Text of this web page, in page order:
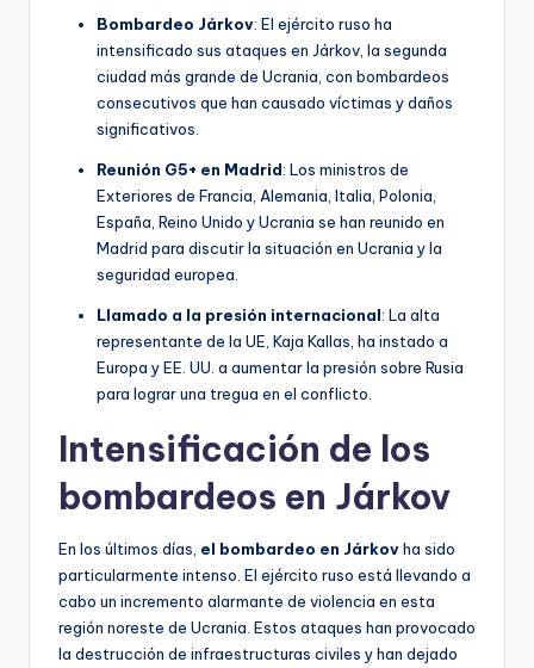
Bombardeo Járkov: El ejército ruso ha
intensificado sus ataques en Járkov, la segunda
ciudad más grande de Ucrania, con bombardeos
consecutivos que han causado víctimas y daños
significativos.
Reunión G5+ en Madrid: Los ministros de
Exteriores de Francia, Alemania, Italia, Polonia,
España, Reino Unido y Ucrania se han reunido en
Madrid para discutir la situación en Ucrania y la
seguridad europea.
Llamado a la presión internacional: La alta
representante de la UE, Kaja Kallas, ha instado a
Europa y EE. UU. a aumentar la presión sobre Rusia
para lograr una tregua en el conflicto.
Intensificación de los
bombardeos en Járkov
En los últimos días, el bombardeo en Járkovha sido
particularmente intenso. El ejército ruso está llevando a
cabo un incremento alarmante de violencia en esta
región noreste de Ucrania. Estos ataques han provocado
la destrucción de infraestructuras civiles y han dejado